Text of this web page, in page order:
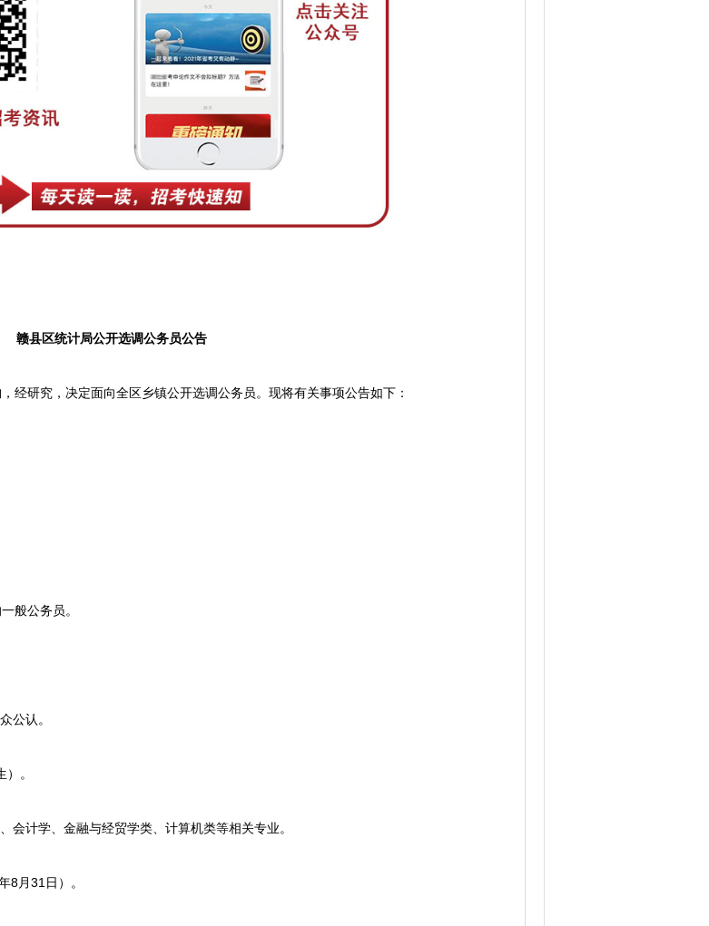
赣县区统计局公开选调公务员公告
经研究，决定面向全区乡镇公开选调公务员。现将有关事项公告如下：
般公务员。
公认。
。
计学、金融与经贸学类、计算机类等相关专业。
月31日）。